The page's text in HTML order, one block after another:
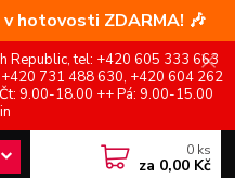
hotovosti ZDARMA! 🎶
Republic, tel: +420 605 333 663
731 488 630, +420 604 262
9.00-18.00 ++ Pá: 9.00-15.00
0 ks
za 0,00 Kč